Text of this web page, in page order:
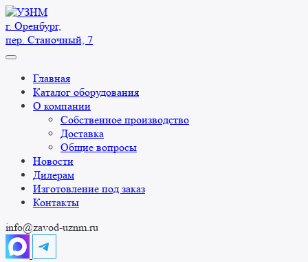
Перейти
к
содержанию
г. Оренбург,
пер. Станочный, 7
Главная
Каталог оборудования
О компании
Собственное производство
Доставка
Общие вопросы
Новости
Дилерам
Изготовление под заказ
Контакты
info@zavod-uznm.ru